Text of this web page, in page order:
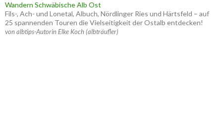
Wandern Schwäbische Alb Ost
Fils-, Ach- und Lonetal, Albuch, Nördlinger Ries und Härtsfeld – auf
25 spannenden Touren die Vielseitigkeit der Ostalb entdecken!
von albtips-Autorin Elke Koch (albträufler)